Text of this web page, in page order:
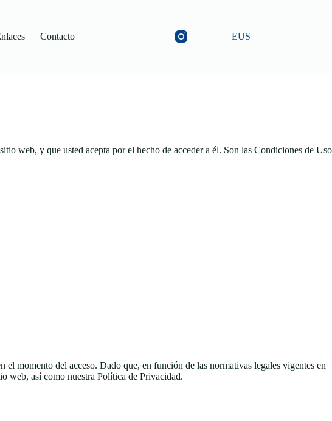
Contacto EUS
web, y que usted acepta por el hecho de acceder a él. Son las Condiciones de Uso
momento del acceso. Dado que, en función de las normativas legales vigentes en
web, así como nuestra Política de Privacidad.